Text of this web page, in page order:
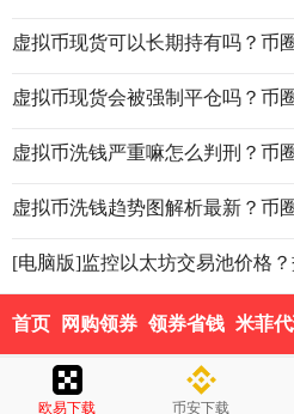
欧易下载 币安下载
虚拟币现货可以长期持有吗？币
虚拟币现货会被强制平仓吗？币
虚拟币洗钱严重嘛怎么判刑？币
虚拟币洗钱趋势图解析最新？币
[电脑版]监控以太坊交易池价格
首页 网购领券 领券省钱 米菲